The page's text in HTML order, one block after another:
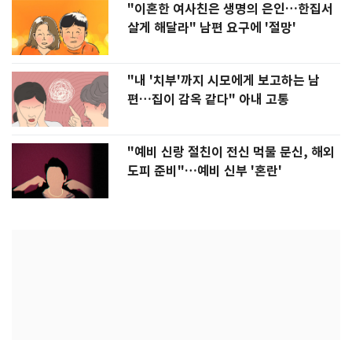
"이혼한 여사친은 생명의 은인…한집서
살게 해달라" 남편 요구에 '절망'
"내 '치부'까지 시모에게 보고하는 남
편…집이 감옥 같다" 아내 고통
"예비 신랑 절친이 전신 먹물 문신, 해외
도피 준비"…예비 신부 '혼란'